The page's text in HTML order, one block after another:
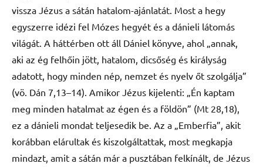
vissza Jézus a sátán hatalom-ajánlatát. Most a hegy
egyszerre idézi fel Mózes hegyét és a dánieli látomás
világát. A háttérben ott áll Dániel könyve, ahol „annak,
aki az ég felhőin jött, hatalom, dicsőség és királyság
adatott, hogy minden nép, nemzet és nyelv őt szolgálja”
(vö. Dán 7,13–14). Amikor Jézus kijelenti: „Én kaptam
meg minden hatalmat az égen és a földön” (Mt 28,18),
ez a dánieli mondat teljesedik be. Az a „Emberfia”, akit
korábban elárultak és kiszolgáltattak, most megkapja
mindazt, amit a sátán már a pusztában felkínált, de Jézus